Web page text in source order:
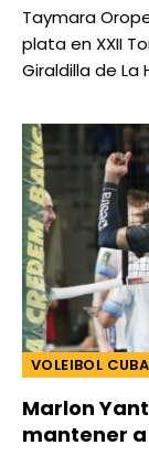
Taymara
plata en XXII
Giraldilla de La
VOLEIBOL
Marlon
mantener a